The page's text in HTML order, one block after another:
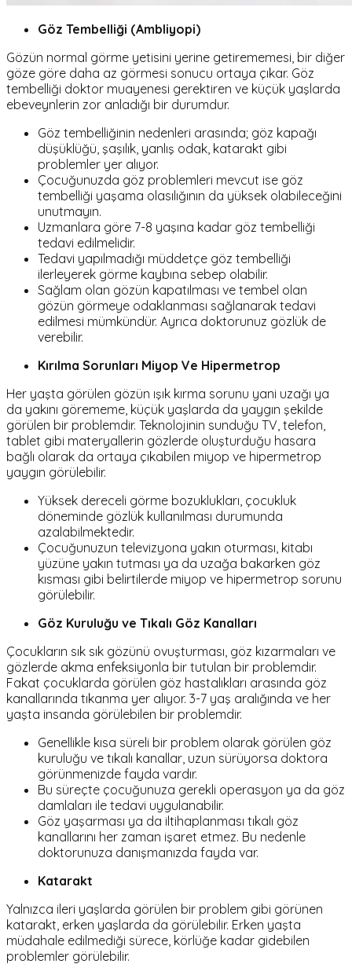
Göz Tembelliği (Ambliyopi)
Gözün normal görme yetisini yerine getirememesi, bir diğer
göze göre daha az görmesi sonucu ortaya çıkar. Göz
tembelliği doktor muayenesi gerektiren ve küçük yaşlarda
ebeveynlerin zor anladığı bir durumdur.
Göz tembelliğinin nedenleri arasında; göz kapağı
düşüklüğü, şaşılık, yanlış odak, katarakt gibi
problemler yer alıyor.
Çocuğunuzda göz problemleri mevcut ise göz
tembelliği yaşama olasılığının da yüksek olabileceğini
unutmayın.
Uzmanlara göre 7-8 yaşına kadar göz tembelliği
tedavi edilmelidir.
Tedavi yapılmadığı müddetçe göz tembelliği
ilerleyerek görme kaybına sebep olabilir.
Sağlam olan gözün kapatılması ve tembel olan
gözün görmeye odaklanması sağlanarak tedavi
edilmesi mümkündür. Ayrıca doktorunuz gözlük de
verebilir.
Kırılma Sorunları Miyop Ve Hipermetrop
Her yaşta görülen gözün ışık kırma sorunu yani uzağı ya
da yakını görememe, küçük yaşlarda da yaygın şekilde
görülen bir problemdir. Teknolojinin sunduğu TV, telefon,
tablet gibi materyallerin gözlerde oluşturduğu hasara
bağlı olarak da ortaya çıkabilen miyop ve hipermetrop
yaygın görülebilir.
Yüksek dereceli görme bozuklukları, çocukluk
döneminde gözlük kullanılması durumunda
azalabilmektedir.
Çocuğunuzun televizyona yakın oturması, kitabı
yüzüne yakın tutması ya da uzağa bakarken göz
kısması gibi belirtilerde miyop ve hipermetrop sorunu
görülebilir.
Göz Kuruluğu ve Tıkalı Göz Kanalları
Çocukların sık sık gözünü ovuşturması, göz kızarmaları ve
gözlerde akma enfeksiyonla bir tutulan bir problemdir.
Fakat çocuklarda görülen göz hastalıkları arasında göz
kanallarında tıkanma yer alıyor. 3-7 yaş aralığında ve her
yaşta insanda görülebilen bir problemdir.
Genellikle kısa süreli bir problem olarak görülen göz
kuruluğu ve tıkalı kanallar, uzun sürüyorsa doktora
görünmenizde fayda vardır.
Bu süreçte çocuğunuza gerekli operasyon ya da göz
damlaları ile tedavi uygulanabilir.
Göz yaşarması ya da iltihaplanması tıkalı göz
kanallarını her zaman işaret etmez. Bu nedenle
doktorunuza danışmanızda fayda var.
Katarakt
Yalnızca ileri yaşlarda görülen bir problem gibi görünen
katarakt, erken yaşlarda da görülebilir. Erken yaşta
müdahale edilmediği sürece, körlüğe kadar gidebilen
problemler görülebilir.